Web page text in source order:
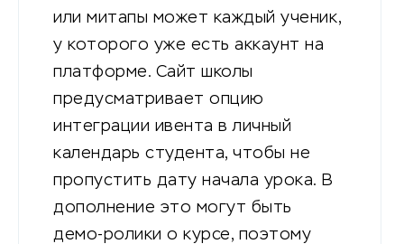
или митапы может каждый ученик,
у которого уже есть аккаунт на
платформе. Сайт школы
предусматривает опцию
интеграции ивента в личный
календарь студента, чтобы не
пропустить дату начала урока. В
дополнение это могут быть
демо-ролики о курсе, поэтому